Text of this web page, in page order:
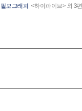
필모그래피 <하이파이브> 외 3편